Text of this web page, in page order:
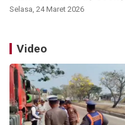
Selasa, 24 Maret 2026
Video